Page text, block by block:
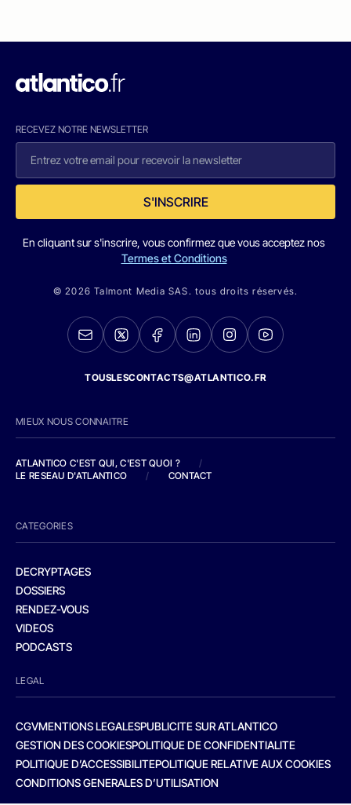
RECEVEZ NOTRE NEWSLETTER
S'INSCRIRE
En cliquant sur s'inscrire, vous confirmez que vous acceptez nos
Termes et Conditions
© 2026 Talmont Media SAS. tous droits réservés.
TOUSLESCONTACTS@ATLANTICO.FR
MIEUX NOUS CONNAITRE
ATLANTICO C'EST QUI, C'EST QUOI ?
/
LE RESEAU D'ATLANTICO
/ CONTACT
CATEGORIES
DECRYPTAGES
DOSSIERS
RENDEZ-VOUS
VIDEOS
PODCASTS
LEGAL
CGVMENTIONS LEGALESPUBLICITE SUR ATLANTICO
GESTION DES COOKIESPOLITIQUE DE CONFIDENTIALITE
POLITIQUE D’ACCESSIBILITEPOLITIQUE RELATIVE AUX COOKIES
CONDITIONS GENERALES D’UTILISATION